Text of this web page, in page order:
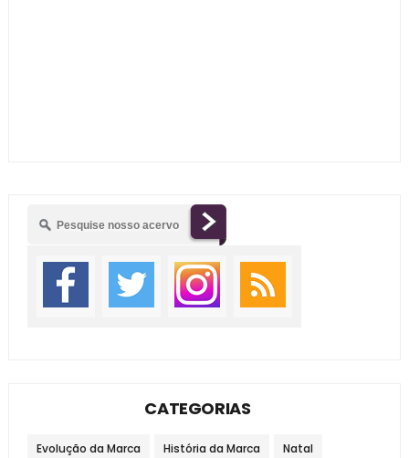
CATEGORIAS
Evolução da Marca História da Marca Natal